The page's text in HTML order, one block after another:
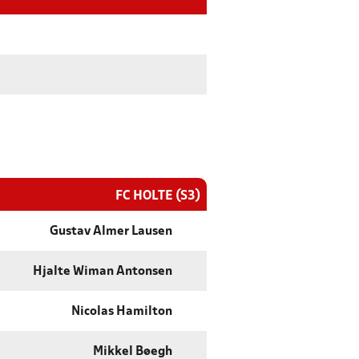
FC HOLTE (S3)
Gustav Almer Lausen
Hjalte Wiman Antonsen
Nicolas Hamilton
Mikkel Bøegh